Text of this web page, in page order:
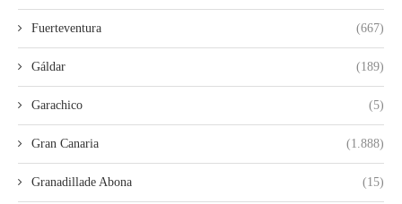
Fuerteventura (667)
Gáldar (189)
Garachico (5)
Gran Canaria (1.888)
Granadillade Abona (15)